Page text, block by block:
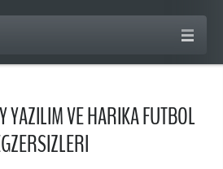
YAZILIM VE HARIKA FUTBOL